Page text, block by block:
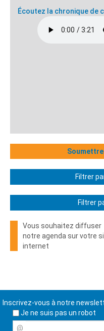
Écoutez la chronique de
Filtrer
Filtrer
Vous souhaitez diffuser
notre agenda sur votre
internet
Inscrivez-vous à notre
Je ne suis pas un robot
@